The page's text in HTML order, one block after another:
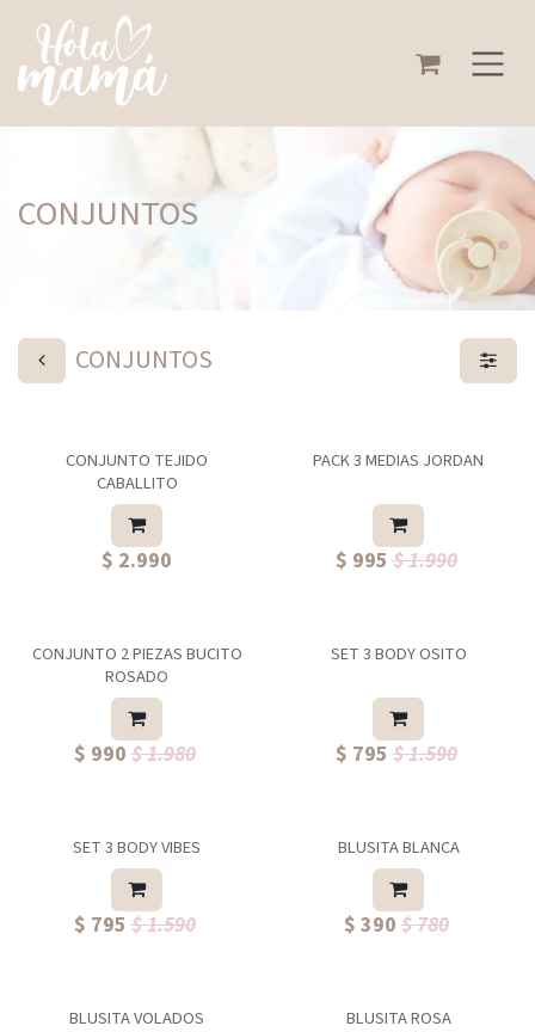
CONJUNTOS
CONJUNTOS
CONJUNTO TEJIDO
CABALLITO
$ 2.990
PACK 3 MEDIAS JORDAN
$ 995 $ 1.990
CONJUNTO 2 PIEZAS BUCITO
ROSADO
$ 990$ 1.980
SET 3 BODY OSITO
$ 795 $ 1.590
SET 3 BODY VIBES
$ 795 $ 1.590
BLUSITA BLANCA
$ 390$ 780
BLUSITA VOLADOS BLUSITA ROSA